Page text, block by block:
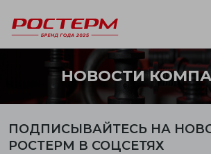
НОВОСТИ
ПОДПИСЫВАЙТЕСЬ НА
РОСТЕРМ В СОЦСЕТЯХ